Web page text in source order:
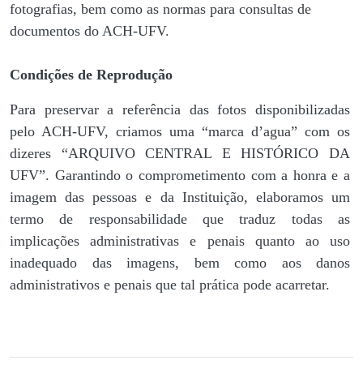
fotografias, bem como as normas para consultas de
documentos do ACH-UFV.
Condições de Reprodução
Para preservar a referência das fotos disponibilizadas
pelo ACH-UFV, criamos uma “marca d’agua” com os
dizeres “ARQUIVO CENTRAL E HISTÓRICO DA
UFV”. Garantindo o comprometimento com a honra e a
imagem das pessoas e da Instituição, elaboramos um
termo de responsabilidade que traduz todas as
implicações administrativas e penais quanto ao uso
inadequado das imagens, bem como aos danos
administrativos e penais que tal prática pode acarretar.